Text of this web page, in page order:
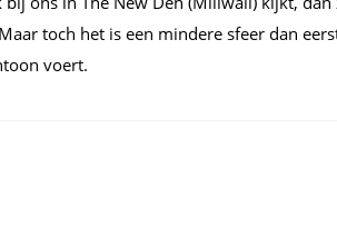
toch het is een mindere sfeer dan
voert.